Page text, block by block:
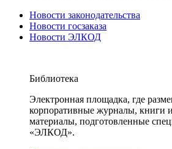
Новости законодательства
Новости госзаказа
Новости ЭЛКОД
Библиотека
Электронная площадка, где
корпоративные журналы, книги
материалы, подготовленные
«ЭЛКОД».